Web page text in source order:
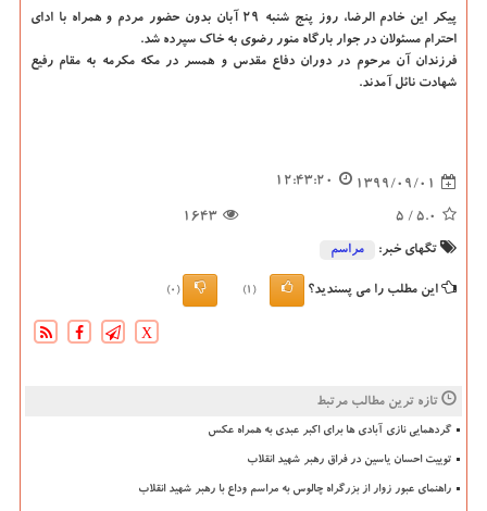
پیکر این خادم الرضا، روز پنج شنبه ۲۹ آبان بدون حضور مردم و همراه با ادای
احترام مسئولان در جوار بارگاه منور رضوی به خاک سپرده شد.
فرزندان آن مرحوم در دوران دفاع مقدس و همسر در مکه مکرمه به مقام رفیع
شهادت نائل آمدند.
1399/09/01
12:43:20
5.0
/ 5
1643
تگهای خبر: مراسم
این مطلب را می پسندید؟ (1)
(0)
X
تازه ترین مطالب مرتبط
گردهمایی نازی آبادی ها برای اکبر عبدی به همراه عکس
توییت احسان یاسین در فراق رهبر شهید انقلاب
راهنمای عبور زوار از بزرگراه چالوس به مراسم وداع با رهبر شهید انقلاب